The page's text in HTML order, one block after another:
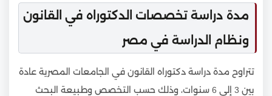
مدة دراسة تخصصات الدكتوراه في القانون
ونظام الدراسة في مصر
تتراوح مدة دراسة دكتوراه القانون في الجامعات المصرية عادة
بين 3 إلى 6 سنوات، وذلك حسب التخصص وطبيعة البحث